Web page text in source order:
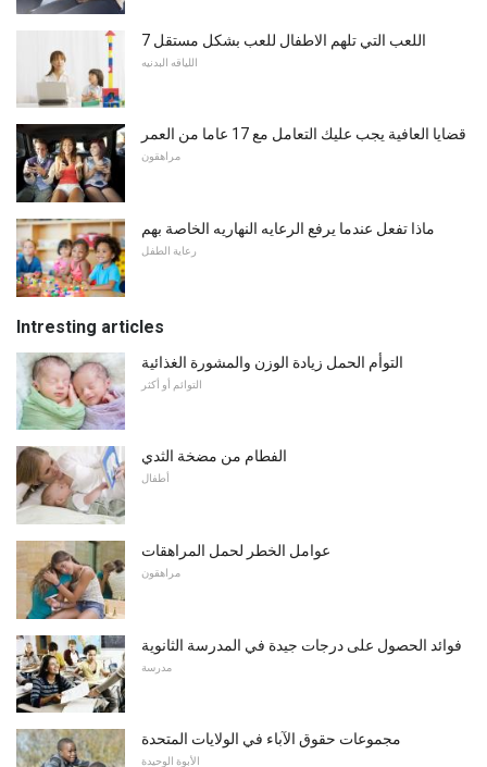
7 اللعب التي تلهم الاطفال للعب بشكل مستقل
اللياقه البدنيه
قضايا العافية يجب عليك التعامل مع 17 عاما من العمر
مراهقون
ماذا تفعل عندما يرفع الرعايه النهاريه الخاصة بهم
رعاية الطفل
Intresting articles
التوأم الحمل زيادة الوزن والمشورة الغذائية
التوائم أو أكثر
الفطام من مضخة الثدي
أطفال
عوامل الخطر لحمل المراهقات
مراهقون
فوائد الحصول على درجات جيدة في المدرسة الثانوية
مدرسة
مجموعات حقوق الآباء في الولايات المتحدة
الأبوة الوحيدة